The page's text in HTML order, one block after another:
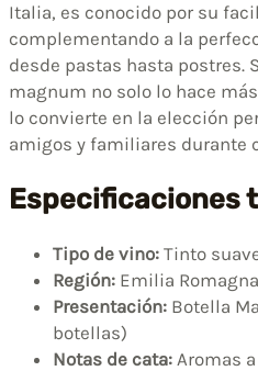
Italia, es conocido por su
complementando a la
desde pastas hasta postres.
magnum no solo lo hace
lo convierte en la elección
amigos y familiares durante
Especificaciones
Tipo de vino: Tinto
Región: Emilia
Presentación: Botella
botellas)
Notas de cata: Aromas